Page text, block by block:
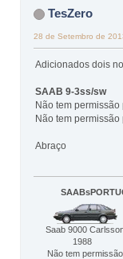
TesZero
28 de Setembro de
Adicionados dois
SAAB 9-3ss/sw
Não tem
Não tem
Abraço
Saab 9000
1988
Não tem permissão